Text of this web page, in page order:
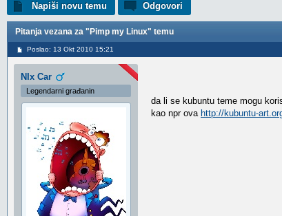
Napiši novu temu Odgovori
Pitanja vezana za "Pimp my Linux" temu
Poslao: 13 Okt 2010 15:21
NIx Car
Legendarni građanin
da li se kubuntu teme mogu
kao npr ova http://kubuntu-